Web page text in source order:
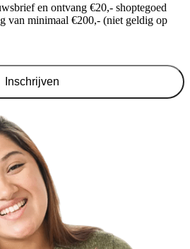
en ontvang €20,- shoptegoed
van minimaal €200,- (niet geldig op
Inschrijven